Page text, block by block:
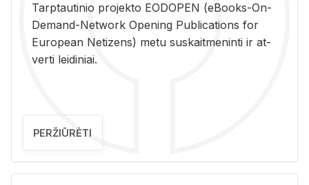
Tarp­tau­ti­nio pro­jek­to EO­DO­PEN (eBo­oks-On-
De­mand-Ne­twork Ope­ning Pub­li­ca­tions for
Eu­ro­pe­an Ne­ti­zens) metu su­skait­me­nin­ti ir at­
ver­ti lei­di­niai.
PERŽIŪRĖTI